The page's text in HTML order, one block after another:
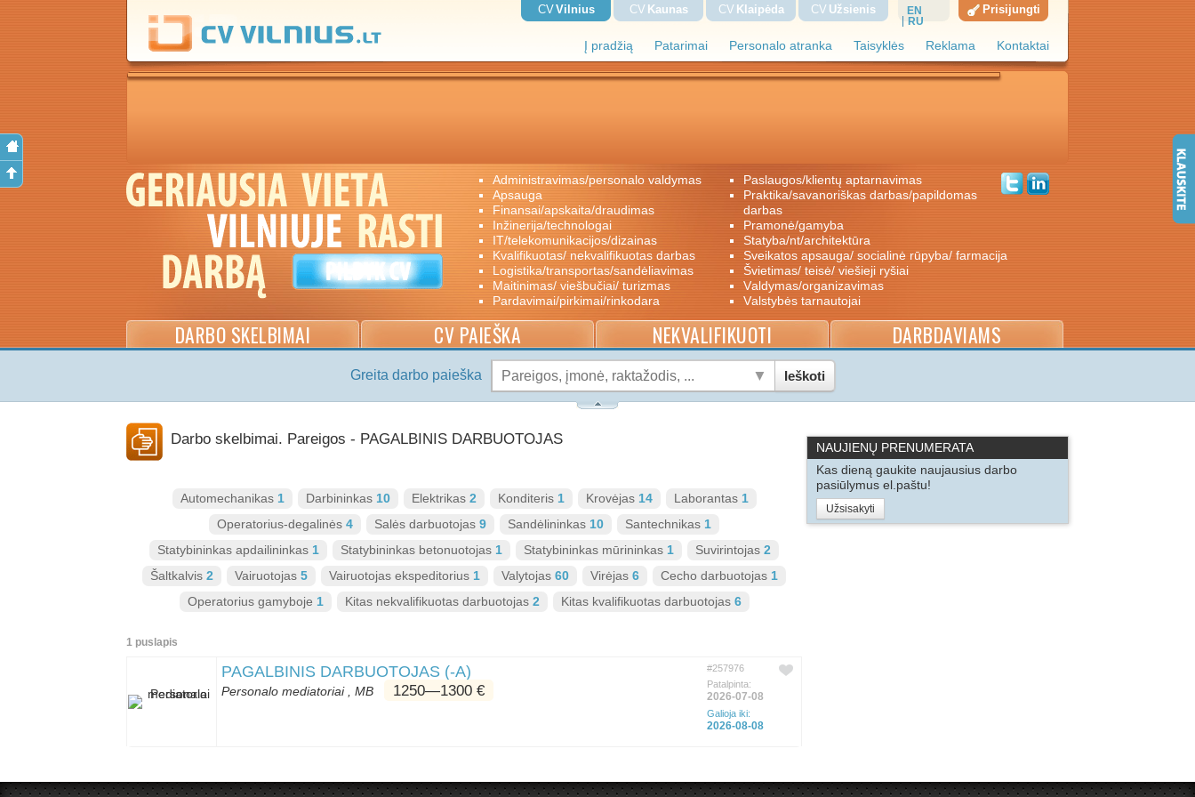
Į pradžią Patarimai Personalo atranka Taisyklės Reklama Kontaktai
CVVilnius CV Kaunas CV Klaipėda CV Užsienis
EN
RU
Prisijungti
administravimas/personalo valdymas
apsauga
finansai/apskaita/draudimas
inžinerija/technologai
IT/telekomunikacijos/dizainas
kvalifikuotas/ nekvalifikuotas darbas
logistika/transportas/sandėliavimas
maitinimas/ viešbučiai/ turizmas
pardavimai/pirkimai/rinkodara
paslaugos/klientų aptarnavimas
praktika/savanoriškas darbas/papildomas
darbas
pramonė/gamyba
statyba/nt/architektūra
sveikatos apsauga/ socialinė rūpyba/ farmacija
švietimas/ teisė/ viešieji ryšiai
valdymas/organizavimas
valstybės tarnautojai
DARBO SKELBIMAI CV PAIEŠKA NEKVALIFIKUOTI DARBDAVIAMS
Greita darbo paieška Ieškoti
Darbo skelbimai. Pareigos - PAGALBINIS DARBUOTOJAS
Automechanikas 1 Darbininkas 10 Elektrikas 2 Konditeris 1 Krovėjas 14 Laborantas 1
Operatorius-degalinės 4 Salės darbuotojas 9 Sandėlininkas 10 Santechnikas 1
Statybininkas apdailininkas 1 Statybininkas betonuotojas 1 Statybininkas mūrininkas 1 Suvirintojas 2
Šaltkalvis 2 Vairuotojas 5 Vairuotojas ekspeditorius 1 Valytojas 60 Virėjas 6 Cecho darbuotojas 1
Operatorius gamyboje 1 Kitas nekvalifikuotas darbuotojas 2 Kitas kvalifikuotas darbuotojas 6
1 puslapis
PAGALBINIS DARBUOTOJAS (-A)
Personalo mediatoriai , MB 1250―1300 €
#257976
Patalpinta:
2026-07-08
Galioja iki:
2026-08-08
NAUJIENŲ PRENUMERATA
Kas dieną gaukite naujausius darbo
pasiūlymus el.paštu!
Užsisakyti